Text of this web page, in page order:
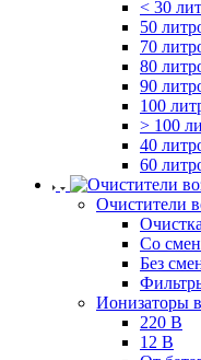
< 30
50
70
80
90
100
> 100
40
60
Очистители
Cо
Без
Ионизаторы
220 В
12 В